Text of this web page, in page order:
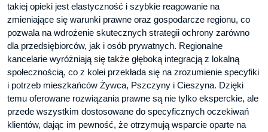
takiej opieki jest elastyczność i szybkie reagowanie na
zmieniające się warunki prawne oraz gospodarcze regionu, co
pozwala na wdrożenie skutecznych strategii ochrony zarówno
dla przedsiębiorców, jak i osób prywatnych. Regionalne
kancelarie wyróżniają się także głęboką integracją z lokalną
społecznością, co z kolei przekłada się na zrozumienie specyfiki
i potrzeb mieszkańców Żywca, Pszczyny i Cieszyna. Dzięki
temu oferowane rozwiązania prawne są nie tylko eksperckie, ale
przede wszystkim dostosowane do specyficznych oczekiwań
klientów, dając im pewność, że otrzymują wsparcie oparte na